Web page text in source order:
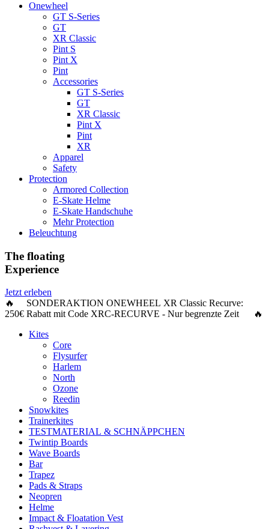
Onewheel
GT S-Series
GT
XR Classic
Pint S
Pint X
Pint
Accessories
GT S-Series
GT
XR Classic
Pint X
Pint
XR
Apparel
Safety
Protection
Armored Collection
E-Skate Helme
E-Skate Handschuhe
Mehr Protection
Beleuchtung
The floating
Experience
Jetzt erleben
🔥 SONDERAKTION ONEWHEEL XR Classic Recurve:
250€ Rabattmit Code XRC-RECURVE - Nur begrenzte Zeit 🔥
Kites
Core
Flysurfer
Harlem
North
Ozone
Reedin
Snowkites
Trainerkites
TESTMATERIAL & SCHNÄPPCHEN
Twintip Boards
Wave Boards
Bar
Trapez
Pads & Straps
Neopren
Helme
Impact & Floatation Vest